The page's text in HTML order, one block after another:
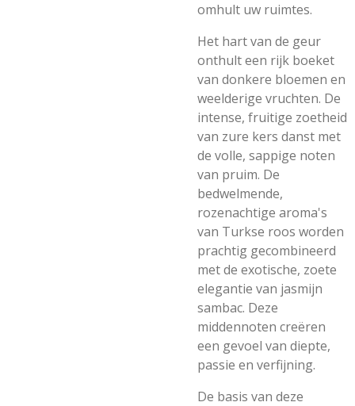
omhult uw ruimtes.
Het hart van de geur
onthult een rijk boeket
van donkere bloemen en
weelderige vruchten. De
intense, fruitige zoetheid
van zure kers danst met
de volle, sappige noten
van pruim. De
bedwelmende,
rozenachtige aroma's
van Turkse roos worden
prachtig gecombineerd
met de exotische, zoete
elegantie van jasmijn
sambac. Deze
middennoten creëren
een gevoel van diepte,
passie en verfijning.
De basis van deze